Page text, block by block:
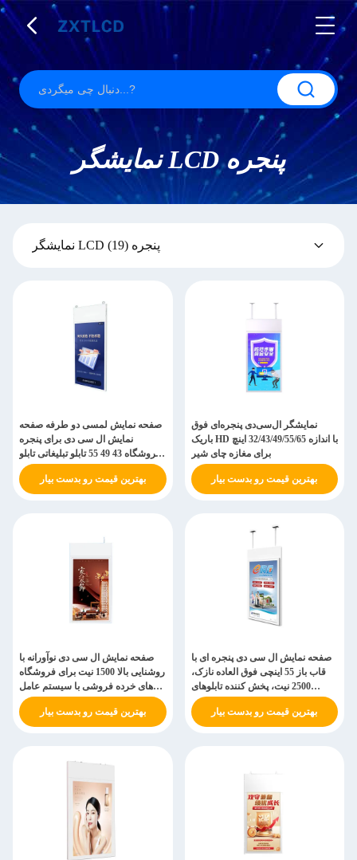
نمایشگر LCD پنجره
نمایشگر LCD پنجره (19)
صفحه نمایش لمسی دو طرفه صفحه
نمایش ال سی دی برای پنجره
فروشگاه 43 49 55 تابلو تبلیغاتی تابلو
منو بیلبورد
بهترین قیمت رو بدست بیار
نمایشگر ال‌سی‌دی پنجره‌ای فوق
باریک HD با اندازه 32/43/49/55/65 اینچ
برای مغازه چای شیر
بهترین قیمت رو بدست بیار
صفحه نمایش ال سی دی نوآورانه با
روشنایی بالا 1500 نیت برای فروشگاه
های خرده فروشی با سیستم عامل
اندروید 11
بهترین قیمت رو بدست بیار
صفحه نمایش ال سی دی پنجره ای با
قاب باز 55 اینچی فوق العاده نازک،
2500 نیت، پخش کننده تابلوهای
دیجیتال برای آسانسور خرید
بهترین قیمت رو بدست بیار